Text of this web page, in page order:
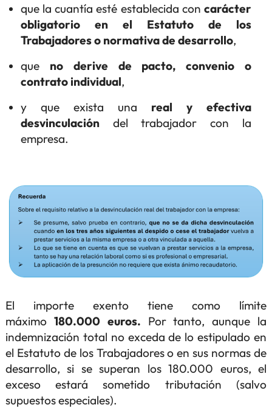
que la cuantía esté establecida concarácter
obligatorio en el Estatuto de los
Trabajadores o normativa de desarrollo,
que no derive de pacto, convenio o
contrato individual,
y que exista una real y efectiva
desvinculacióndel trabajador con la
empresa.
El importe exento tiene como límite
máximo 180.000 euros. Por tanto, aunque la
indemnización total no exceda de lo estipulado en
el Estatuto de los Trabajadores o en sus normas de
desarrollo, si se superan los 180.000 euros, el
exceso estará sometido tributación (salvo
supuestos especiales).